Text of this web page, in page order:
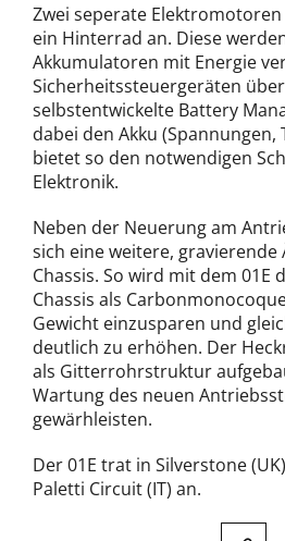
Zwei seperate
ein Hinterrad an. Diese
Akkumulatoren mit Energie
Sicherheitssteuergeräten
selbstentwickelte Battery
dabei den Akku
bietet so den notwendigen
Elektronik.
Neben der Neuerung am
sich eine weitere, gravierende
Chassis. So wird mit dem 01E
Chassis als
Gewicht einzusparen und
deutlich zu erhöhen. Der
als Gitterrohrstruktur
Wartung des neuen
gewärhleisten.
Der 01E trat in Silverstone
Paletti Circuit (IT) an.